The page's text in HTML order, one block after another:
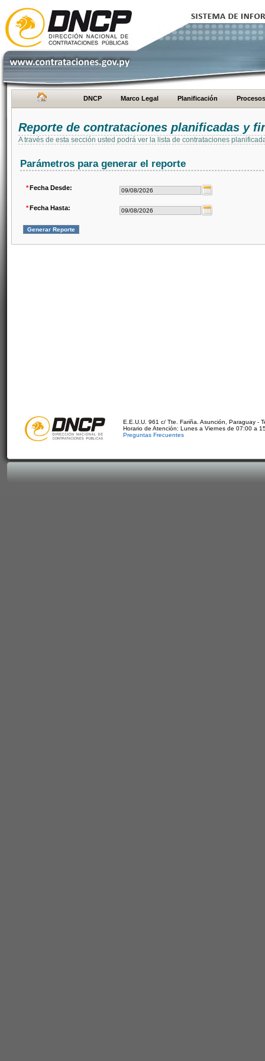
DNCP Marco Legal Planificación Procesos
Reporte de contrataciones planificadas y
A través de esta sección usted podrá ver la lista de contrataciones
Parámetros para generar el reporte
*Fecha Desde:
*Fecha Hasta:
E.E.U.U. 961 c/ Tte. Fariña. Asunción, Paraguay -
Horario de Atención: Lunes a Viernes de 07:00 a
Preguntas Frecuentes